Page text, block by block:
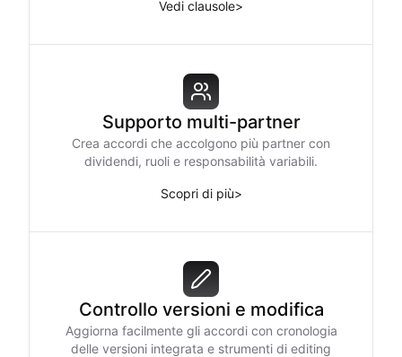
Vedi clausole>
Supporto multi-partner
Crea accordi che accolgono più partner con
dividendi, ruoli e responsabilità variabili.
Scopri di più>
Controllo versioni e modifica
Aggiorna facilmente gli accordi con cronologia
delle versioni integrata e strumenti di editing